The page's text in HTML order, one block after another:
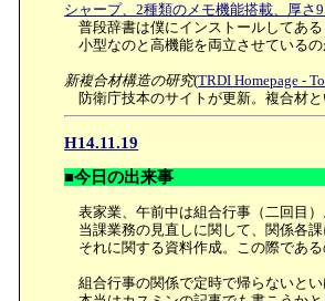
シャープ、2種類のメモ機能搭載、厚さ
普段辞書は僕にインストールしてある
小型なのと高機能を両立させているの
新複合材構造の研究(TRDI Homepage -
防衛庁技本のサイトが更新。複合材
H14.11.19
■今日の出来事
表家業、午前中は組合行事（二回目）
当課業務の見直しに関して、関係各課
それに関する資料作成。この際である
組合行事の関係で定時で帰らないと